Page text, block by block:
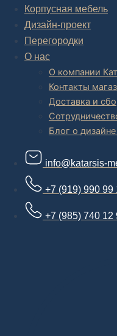
Корпусная мебель
Дизайн-проект
Перегородки
О нас
О компании
Контакты
Доставка и
Блог о
info@katarsis-
+7 (919) 990 99
+7 (985) 740 12
В салоне мебелии
есть и готовые товары,
корпусная мебель на